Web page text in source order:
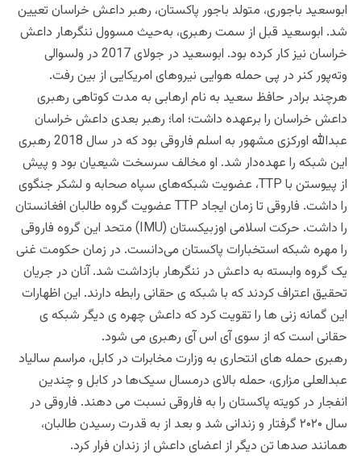
ابوسعید باجوری، متولد باجور پاکستان، رهبر داعش خراسان تعیین
شد. ابو‌سعید قبل از سمت رهبری، به‌حیث مسوول ننگرهار داعش
خراسان نیز کار کرده بود. ابوسعید در جولای 2017 در ولسوالی
وته‌پور کنر در پی حمله هوایی نیروهای امریکایی از بین رفت.
هرچند برادر حافظ سعید به نام ارهابی به مدت کوتاهی رهبری
داعش خراسان را برعهده داشت؛ اما؛ رهبر بعدی داعش خراسان
عبد‌الله اورکزی مشهور به اسلم فاروقی بود که در سال 2018 رهبری
این شبکه را عهده‌دار شد. او مخالف سرسخت شیعیان بود و پیش
از پیوستن با TTP، عضویت شبکه‌های سپاه صحابه و لشکر جنگوی
را داشت. فاروقی تا زمان ایجاد TTP عضویت گروه طالبان افغانستان
را داشت. حرکت اسلامی اوزبیکستان (IMU) متحد این گروه فاروقی
را مهره شبکه استخبارات پاکستان می‌دانست. در زمان حکومت غنی
یک گروه وابسته به داعش در ننگرهار بازداشت شد. آنان در جریان
تحقیق اعتراف کردند که با شبکه ی حقانی رابطه دارند. این اظهارات
این گمانه زنی ها را تقویت کرد که داعش چهره ی دیگر شبکه ی
حقانی است که از سوی آی اس آی رهبری می شود.
رهبری حمله های انتحاری به وزارت مخابرات در کابل، مراسم سالیاد
عبدالعلی مزاری، حمله بالای درمسال سیک‌ها در کابل و چندین
انفجار در کویته پاکستان را به فاروقی نسبت می دهند. فاروقی در
سال ۲۰۲۰ گرفتار و زندانی شد و بعد از به قدرت رسیدن طالبان،
همانند صد‌ها تن دیگر از اعضای داعش از زندان فرار کرد.